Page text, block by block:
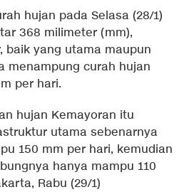
hujan pada Selasa (28/1)
368 milimeter (mm),
baik yang utama maupun
menampung curah hujan
per hari.
hujan Kemayoran itu
utama sebenarnya
150 mm per hari, kemudian
hanya mampu 110
Rabu (29/1)